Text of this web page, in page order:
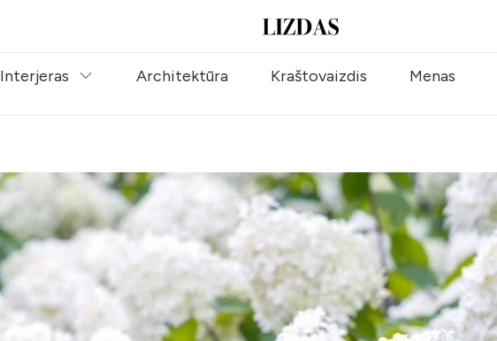
Interjeras Architektūra Kraštovaizdis Menas